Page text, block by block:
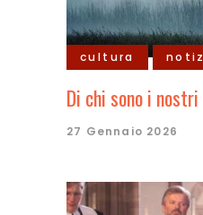
cultura
Di chi sono i
27 Gennaio 2026